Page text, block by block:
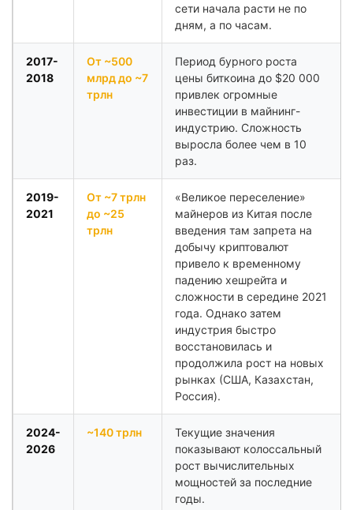
сети начала расти не по
дням, а по часам.
2017-
2018
От ~500
млрд до ~7
трлн
Период бурного роста
цены биткоина до $20 000
привлек огромные
инвестиции в майнинг-
индустрию. Сложность
выросла более чем в 10
раз.
2019-
2021
От ~7 трлн
до ~25
трлн
«Великое переселение»
майнеров из Китая после
введения там запрета на
добычу криптовалют
привело к временному
падению хешрейта и
сложности в середине 2021
года. Однако затем
индустрия быстро
восстановилась и
продолжила рост на новых
рынках (США, Казахстан,
Россия).
2024-
2026
~140 трлн
Текущие значения
показывают колоссальный
рост вычислительных
мощностей за последние
годы.